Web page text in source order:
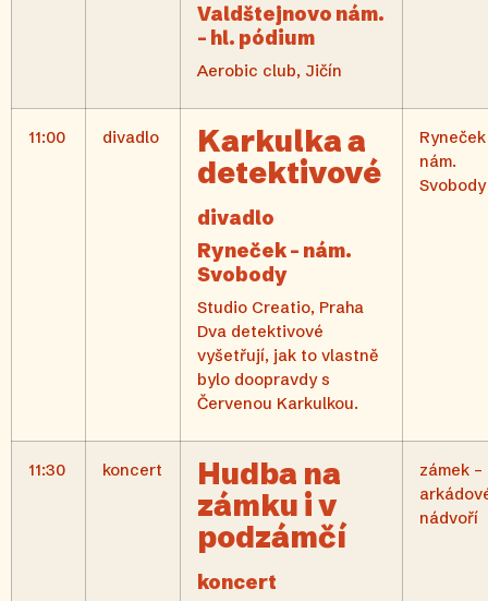
Valdštejnovo nám.
– hl. pódium
Aerobic club, Jičín
11:00 divadlo
Karkulka a
detektivové
divadlo
Ryneček – nám.
Svobody
Studio Creatio, Praha
Dva detektivové
vyšetřují, jak to vlastně
bylo doopravdy s
Červenou Karkulkou.
nám.
Svobody
11:30 koncert
Hudba na
zámku i v
podzámčí
koncert
zámek –
nádvoří